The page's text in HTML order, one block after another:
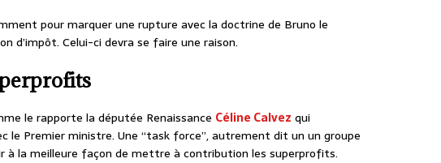
pour marquer une rupture avec la doctrine de Bruno le
d’impôt. Celui-ci devra se faire une raison.
le rapporte la députée Renaissance Céline Calvez qui
le Premier ministre. Une “task force”, autrement dit un un groupe
à la meilleure façon de mettre à contribution les superprofits.